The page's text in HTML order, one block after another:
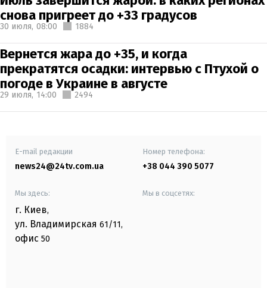
снова пригреет до +33 градусов
30 июля, 08:00 1884
Вернется жара до +35, и когда
прекратятся осадки: интервью с Птухой о
погоде в Украине в августе
29 июля, 14:00 2494
E-mail редакции
news24@24tv.com.ua
Номер телефона:
+38 044 390 5077
Мы здесь:
г. Киев,
ул. Владимирская 61/11,
офис 50
Мы в соцсетях: